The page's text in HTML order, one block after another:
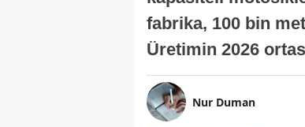
fabrika, 100 bin
Üretimin 2026
Nur Duman